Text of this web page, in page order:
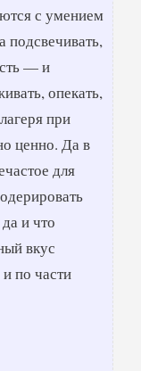
с умением
подсвечивать,
— и
опекать,
при
ценно. Да в
для
и что
вкус
по части